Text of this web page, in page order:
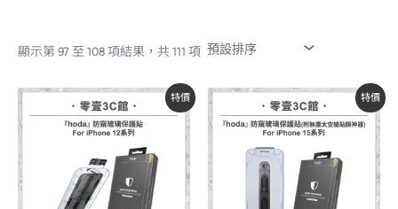
顯示第 97 至 108 項結果，共 111 項
特價
原
始
價
格：
目
前
價
格：
NT$590。
特價
原
始
價
格：
NT$690。
目
前
價
格：
NT$590。